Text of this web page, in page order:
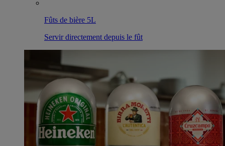
Fûts de bière 5L
Servir directement depuis le fût